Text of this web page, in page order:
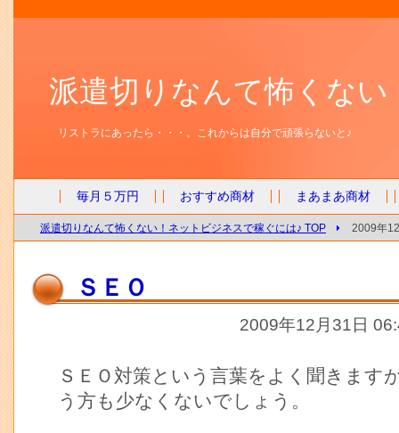
派遣切りなんて怖くな
リストラにあったら・・・。これからは自分で頑張らないと♪
毎月５万円 おすすめ商材 まあまあ商材
派遣切りなんて怖くない！ネットビジネスで稼ぐには♪ TOP 2009年
ＳＥＯ
2009年12月31日
ＳＥＯ対策という言葉をよく聞きます
う方も少なくないでしょう。